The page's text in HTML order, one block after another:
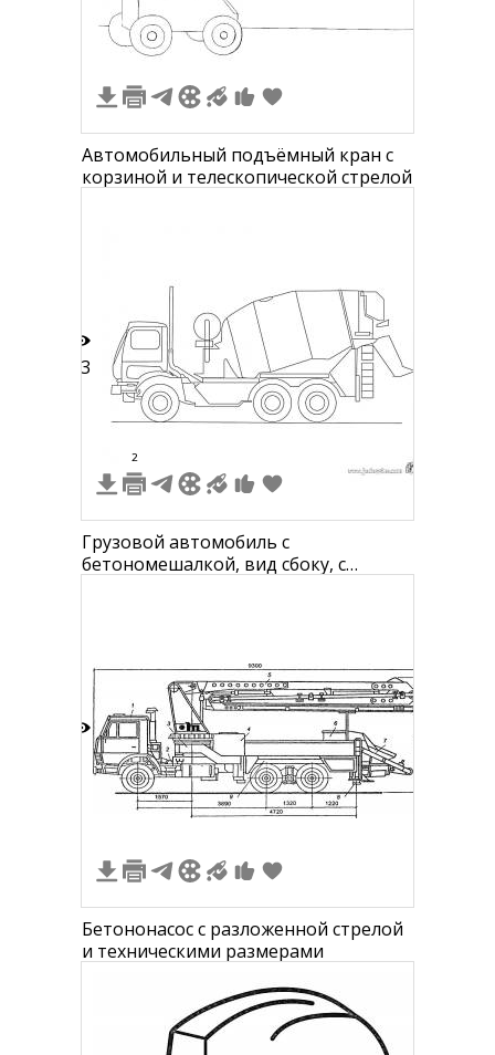
Автомобильный подъёмный кран с
корзиной и телескопической стрелой
13
2
Грузовой автомобиль с
бетономешалкой, вид сбоку, с
Бетононасос с разложенной стрелой
и техническими размерами